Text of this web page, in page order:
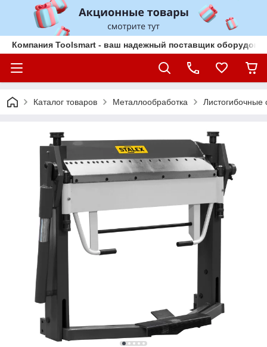
Компания Toolsmart - ваш надежный поставщик
Каталог товаров Металлообработка Листогибочные